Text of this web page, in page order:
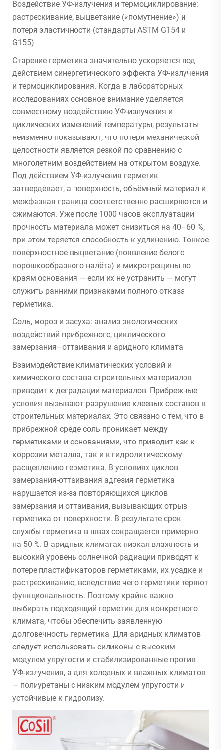
Воздействие УФ-излучения и термоциклирование:
растрескивание, выцветание («помутнение») и
потеря эластичности (стандарты ASTM G154 и
G155)
Старение герметика значительно ускоряется под
действием синергетического эффекта УФ-излучения
и термоциклирования. Когда в лабораторных
исследованиях основное внимание уделяется
совместному воздействию УФ-излучения и
циклических изменений температуры, результаты
неизменно показывают, что потеря механической
целостности является резкой по сравнению с
многолетним воздействием на открытом воздухе.
Под действием УФ-излучения герметик
затвердевает, а поверхность, объёмный материал и
межфазная граница соответственно расширяются и
сжимаются. Уже после 1000 часов эксплуатации
прочность материала может снизиться на 40–60 %,
при этом теряется способность к удлинению. Тонкое
поверхностное выцветание (появление белого
порошкообразного налёта) и микротрещины по
краям основания — если их не устранить — могут
служить ранними признаками полного отказа
герметика.
Соль, мороз и засуха: анализ экологических
воздействий прибрежного, циклического
замерзания–оттаивания и аридного климата
Взаимодействие климатических условий и
химического состава строительных материалов
приводит к деградации материалов. Прибрежные
условия вызывают разрушение клеевых составов в
строительных материалах. Это связано с тем, что в
прибрежной среде соль проникает между
герметиками и основаниями, что приводит как к
коррозии металла, так и к гидролитическому
расщеплению герметика. В условиях циклов
замерзания-оттаивания адгезия герметика
нарушается из-за повторяющихся циклов
замерзания и оттаивания, вызывающих отрыв
герметика от поверхности. В результате срок
службы герметика в швах сокращается примерно
на 50 %. В аридных климатах низкая влажность и
высокий уровень солнечной радиации приводят к
потере пластификаторов герметиками, их усадке и
растрескиванию, вследствие чего герметики теряют
функциональность. Поэтому крайне важно
выбирать подходящий герметик для конкретного
климата, чтобы обеспечить заявленную
долговечность герметика. Для аридных климатов
следует использовать силиконы с высоким
модулем упругости и стабилизированные против
УФ-излучения, а для холодных и влажных климатов
— полиуретаны с низким модулем упругости и
устойчивые к гидролизу.